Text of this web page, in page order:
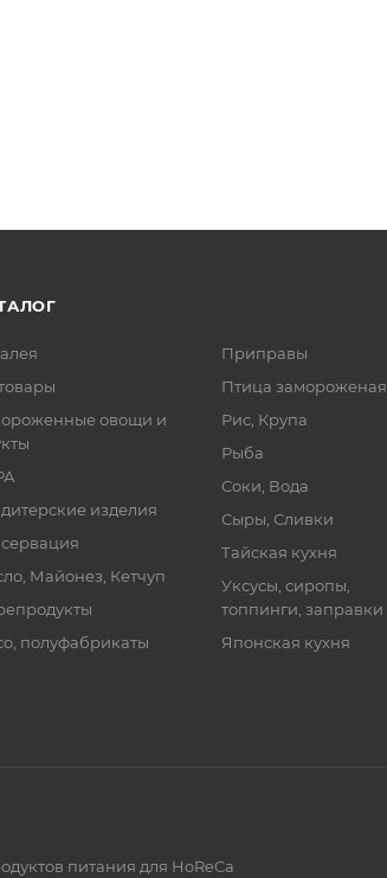
овощи и
изделия
Майонез, Кетчуп
полуфабрикаты
Приправы
Птица замороженая
Рис, Крупа
Рыба
Соки, Вода
Сыры, Сливки
Тайская кухня
Уксусы, сиропы,
топпинги, заправки
Японская кухня
питания для HoReCa